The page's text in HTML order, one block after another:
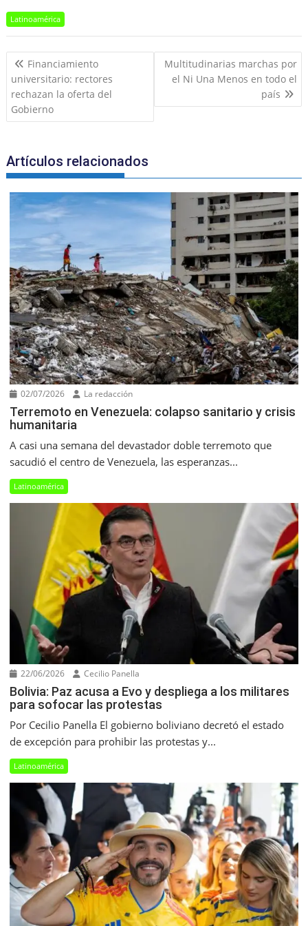
c
e
b
o
o
k
l l o
ai
l
s
A
p
p
gr
a
m
e
dI
n
e
Latinoamérica
Navegación
de
entradas
Financiamiento
universitario: rectores
rechazan la oferta del
Gobierno
Multitudinarias marchas por
el Ni Una Menos en todo el
país
Artículos relacionados
02/07/2026 La redacción
Terremoto en Venezuela: colapso sanitario y crisis
humanitaria
A casi una semana del devastador doble terremoto que
sacudió el centro de Venezuela, las esperanzas...
Latinoamérica
22/06/2026 Cecilio Panella
Bolivia: Paz acusa a Evo y despliega a los militares
para sofocar las protestas
Por Cecilio Panella El gobierno boliviano decretó el estado
de excepción para prohibir las protestas y...
Latinoamérica